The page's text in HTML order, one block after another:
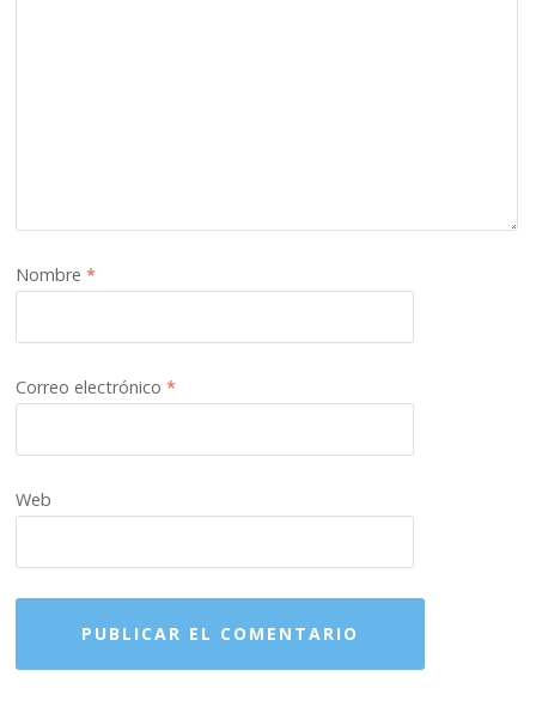
Nombre*
Correo electrónico*
Web